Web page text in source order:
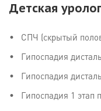
Детская
СПЧ (скрытый
Гипоспадия
Гипоспадия
Гипоспадия 1 этап